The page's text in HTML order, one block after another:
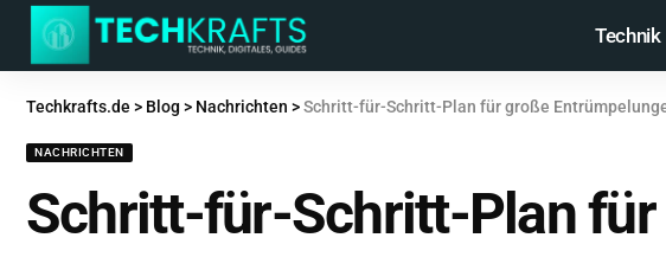
Technik
Techkrafts.de > Blog > Nachrichten >Schritt-für-Schritt-Plan für große
NACHRICHTEN
Schritt-für-Schritt-Plan